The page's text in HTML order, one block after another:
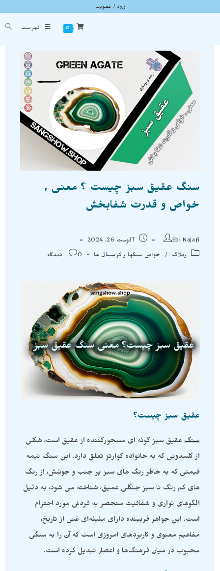
ورود / عضویت
0 فهرست
سنگ عقیق سبز چیست ؟ معنی , خواص و قدرت شفابخش
سنگ عقیق سبز چیست ؟ معنی ,
خواص و قدرت شفابخش
Ebi Najafi آگوست 26, 2024
وبلاگ / خواص سنگها و کریستال ها 0 دیدگاه
عقیق سبز چیست؟
سنگعقیق سبز گونه ای مسحورکننده از عقیق است، شکلی
از کلسدونی که به خانواده کوارتز تعلق دارد. این سنگ نیمه
قیمتی که به خاطر رنگ های سبز پر جنب و جوشش، از رنگ
های کم رنگ تا سبز جنگلی عمیق، شناخته می شود، به دلیل
الگوهای نواری و شفافیت منحصر به فردش مورد احترام
است. این جواهر فریبنده دارای ملیله‌ای غنی از تاریخ،
مفاهیم معنوی و کاربردهای امروزی است که آن را به سنگی
محبوب در میان فرهنگ‌ها و اعصار تبدیل کرده است.